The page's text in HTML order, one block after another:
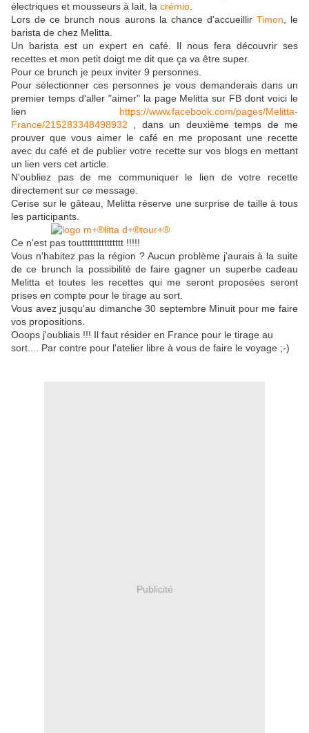
électriques et mousseurs à lait, la crémio
Lors de ce brunch nous aurons la chance d'accueillir Timon , le
barista de chez Melitta.
Un barista est un expert en café. Il nous fera découvrir ses
recettes et mon petit doigt me dit que ça va être super.
Pour ce brunch je peux inviter 9 personnes.
Pour sélectionner ces personnes je vous demanderais dans un
premier temps d'aller "aimer" la page Melitta sur FB dont voici le
lien https://www.facebook.com/pages/Melitta-
France/215283348498932 , dans un deuxième temps de me
prouver que vous aimer le café en me proposant une recette
avec du café et de publier votre recette sur vos blogs en mettant
un lien vers cet article.
N'oubliez pas de me communiquer le lien de votre recette
directement sur ce message.
Cerise sur le gâteau, Melitta réserve une surprise de taille à tous
les participants.
Ce n'est pas touttttttttttttttt !!!!!
Vous n'habitez pas la région ? Aucun problème j'aurais à la suite
de ce brunch la possibilité de faire gagner un superbe cadeau
Melitta et toutes les recettes qui me seront proposées seront
prises en compte pour le tirage au sort.
Vous avez jusqu'au dimanche 30 septembre Minuit pour me faire
vos propositions.
Ooops j'oubliais !!! Il faut résider en France pour le tirage au
sort.... Par contre pour l'atelier libre à vous de faire le voyage ;-)
Publicité